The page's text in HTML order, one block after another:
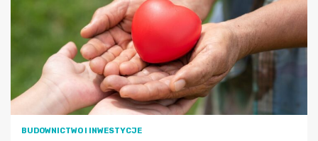
BUDOWNICTWO I INWESTYCJE